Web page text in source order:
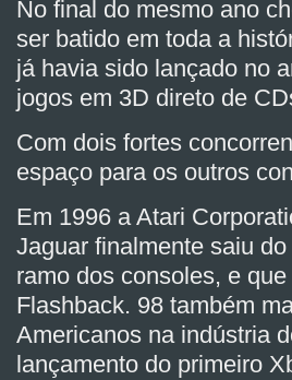
No final do mesmo ano
ser batido em toda a
já havia sido lançado no
jogos em 3D direto de
Com dois fortes
espaço para os outros
Em 1996 a Atari
Jaguar finalmente saiu
ramo dos consoles, e
Flashback. 98 também
Americanos na indústria
lançamento do primeiro